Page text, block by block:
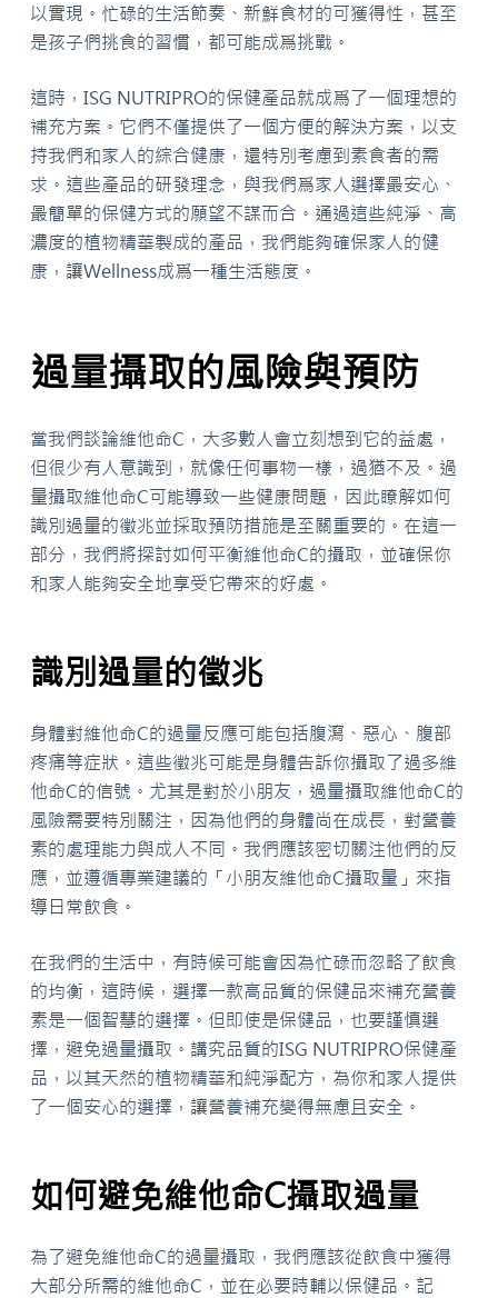
以實現。忙碌的生活節奏、新鮮食材的可獲得性，甚至
是孩子們挑食的習慣，都可能成爲挑戰。
這時，ISG NUTRIPRO的保健產品就成爲了一個理想的
補充方案。它們不僅提供了一個方便的解決方案，以支
持我們和家人的綜合健康，還特別考慮到素食者的需
求。這些產品的研發理念，與我們爲家人選擇最安心、
最簡單的保健方式的願望不謀而合。通過這些純淨、高
濃度的植物精華製成的產品，我們能夠確保家人的健
康，讓Wellness成爲一種生活態度。
過量攝取的風險與預防
當我們談論維他命C，大多數人會立刻想到它的益處，
但很少有人意識到，就像任何事物一樣，過猶不及。過
量攝取維他命C可能導致一些健康問題，因此瞭解如何
識別過量的徵兆並採取預防措施是至關重要的。在這一
部分，我們將探討如何平衡維他命C的攝取，並確保你
和家人能夠安全地享受它帶來的好處。
識別過量的徵兆
身體對維他命C的過量反應可能包括腹瀉、惡心、腹部
疼痛等症狀。這些徵兆可能是身體告訴你攝取了過多維
他命C的信號。尤其是對於小朋友，過量攝取維他命C的
風險需要特別關注，因為他們的身體尚在成長，對營養
素的處理能力與成人不同。我們應該密切關注他們的反
應，並遵循專業建議的「小朋友維他命C攝取量」來指
導日常飲食。
在我們的生活中，有時候可能會因為忙碌而忽略了飲食
的均衡，這時候，選擇一款高品質的保健品來補充營養
素是一個智慧的選擇。但即使是保健品，也要謹慎選
擇，避免過量攝取。講究品質的ISG NUTRIPRO保健產
品，以其天然的植物精華和純淨配方，為你和家人提供
了一個安心的選擇，讓營養補充變得無慮且安全。
如何避免維他命C攝取過量
為了避免維他命C的過量攝取，我們應該從飲食中獲得
大部分所需的維他命C，並在必要時輔以保健品。記